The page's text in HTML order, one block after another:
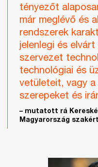
tényezőt
már meglévő és
rendszerek
jelenlegi és
szervezet
technológiai és
vetületeit, vagy a
szerepeket és
– mutatott rá
Magyarország